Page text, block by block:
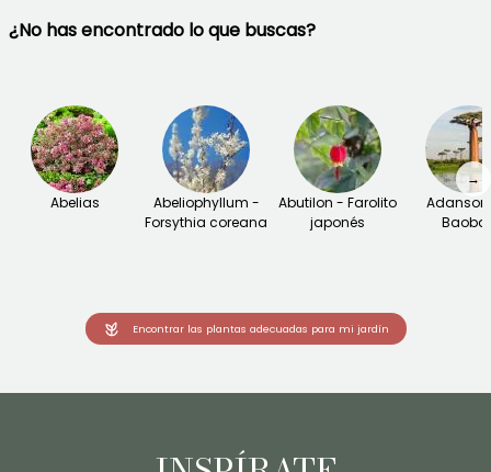
¿No has encontrado lo que buscas?
Abelias
Abeliophyllum -
Forsythia coreana
Abutilon - Farolito
japonés
→
Encontrar las plantas adecuadas para mi jardín